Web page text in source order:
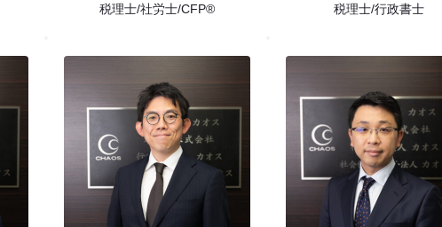
税理士/社労士/CFP® 税理士/行政書士